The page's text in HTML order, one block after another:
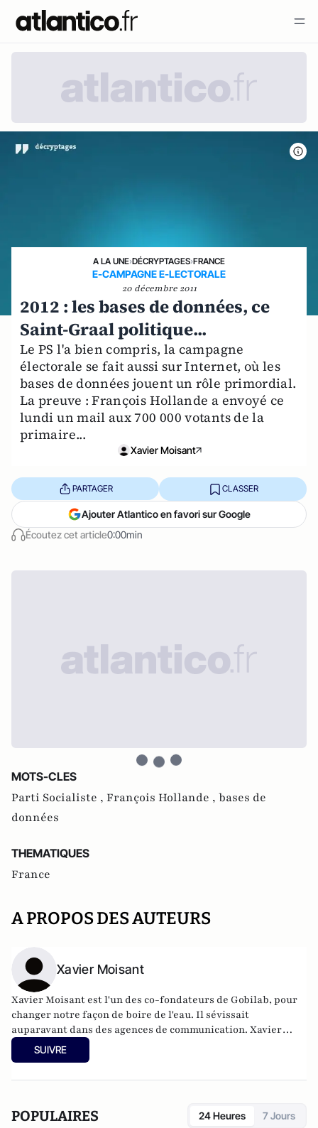
A LA UNE›DÉCRYPTAGES›FRANCE
E-CAMPAGNE E-LECTORALE
20 décembre 2011
2012 : les bases de données, ce
Saint-Graal politique...
Le PS l'a bien compris, la campagne
électorale se fait aussi sur Internet, où les
bases de données jouent un rôle primordial.
La preuve : François Hollande a envoyé ce
lundi un mail aux 700 000 votants de la
primaire...
Xavier Moisant
Écoutez cet article0:00min
PARTAGER CLASSER
Ajouter Atlantico en favori sur Google
MOTS-CLES
Parti Socialiste , François Hollande , bases de
données
THEMATIQUES
France
A PROPOS DES AUTEURS
Xavier Moisant
Xavier Moisant est l'un des co-fondateurs de Gobilab, pour
changer notre façon de boire de l'eau. Il sévissait
auparavant dans des agences de communication. Xavier
Moisant est par ailleurs amateur de trains à l'heure sur la
ligne Paris-Rouen depuis 2005 sur
SUIVRE
POPULAIRES 24 Heures 7 Jours